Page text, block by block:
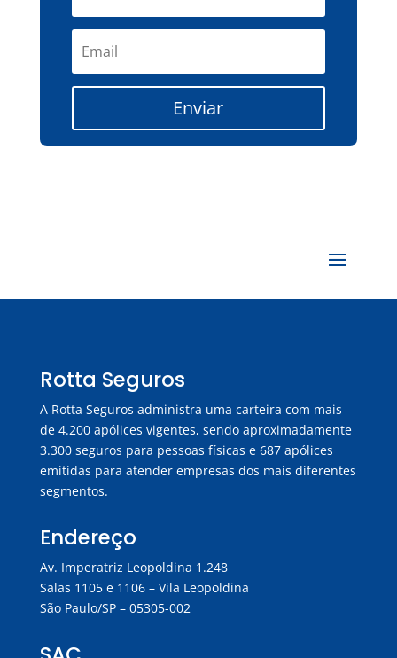
Enviar
Rotta Seguros
A Rotta Seguros administra uma carteira com mais
de 4.200 apólices vigentes, sendo aproximadamente
3.300 seguros para pessoas físicas e 687 apólices
emitidas para atender empresas dos mais diferentes
segmentos.
Endereço
Av. Imperatriz Leopoldina 1.248
Salas 1105 e 1106 – Vila Leopoldina
São Paulo/SP – 05305-002